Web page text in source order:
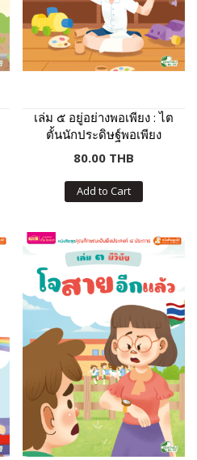
เล่ม ๕ อยู่อย่างพอเพียง : ไต
ตั้นนักประดิษฐ์พอเพียง
80.00 THB
Add to Cart